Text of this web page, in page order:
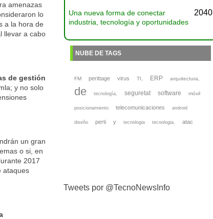
amenazas
lo
a la hora de
llevar a cabo
de gestión
y no solo
un gran
o si, en
2017
ataques
Una nueva forma de conectar
industria, tecnología y oportunidades
2040
NUBE DE TAGS
FM perittage virus TI, ERP arquitectura,
de tecnología, seguretat software móvil
posicionamiento telecomunicaciones android
diseño perti y tecnologia tecnologia, atac
Tweets por @TecnoNewsInfo